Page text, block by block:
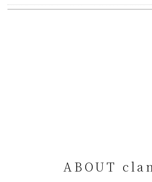
ABOUT